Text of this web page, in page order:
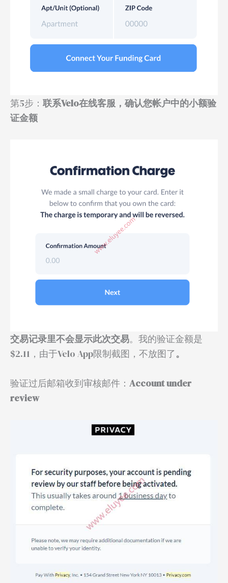
第5步： 联系Velo在线客服，确认您帐户中的小额验
证金额
交易记录里不会显示此次交易。我的验证金额是
$2.11，由于Velo App限制截图，不放图了 。
验证过后邮箱收到审核邮件： Account under
review